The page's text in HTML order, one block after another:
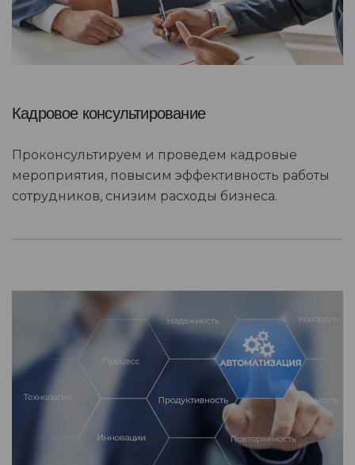
Кадровое консультирование
Проконсультируем и проведем кадровые
мероприятия, повысим эффективность работы
сотрудников, снизим расходы бизнеса.